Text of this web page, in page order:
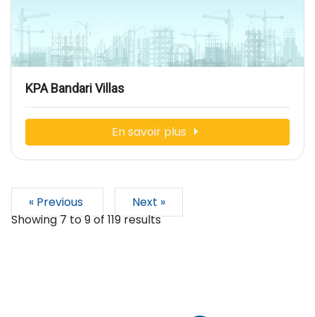
KPA Bandari Villas
En savoir plus
« Previous
Next »
Showing7to9of 119results